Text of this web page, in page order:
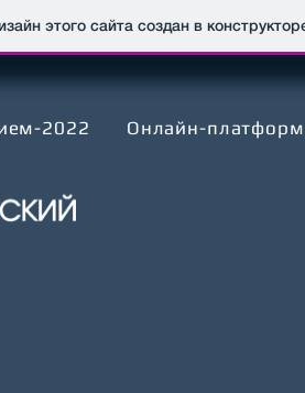
этого сайта создан в
2022 Онлайн-